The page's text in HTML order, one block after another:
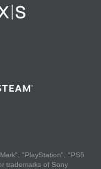
"PlayStation", "PS5
trademarks of Sony